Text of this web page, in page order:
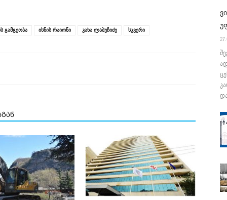
გამგეობა ისნის რაიონი კახა ლაბუჩიძე სკვერი